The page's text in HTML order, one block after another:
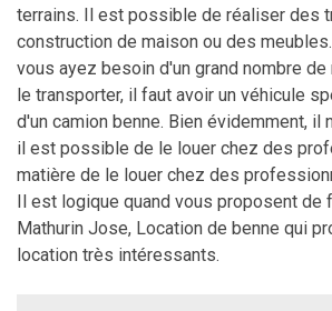
terrains. Il est possible de réaliser des
construction de maison ou des
vous ayez besoin d'un grand nombre de
le transporter, il faut avoir un véhicule
d'un camion benne. Bien évidemment, il
il est possible de le louer chez des
matière de le louer chez des
Il est logique quand vous proposent de
Mathurin Jose, Location de benne qui
location très intéressants.